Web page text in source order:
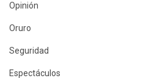
Opinión
Oruro
Seguridad
Espectáculos